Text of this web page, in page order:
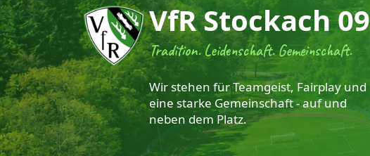
VfR Stockach 09
Tradition. Leidenschaft. Gemeinschaft.
Wir stehen für Teamgeist, Fairplay und
eine starke Gemeinschaft - auf und
neben dem Platz.